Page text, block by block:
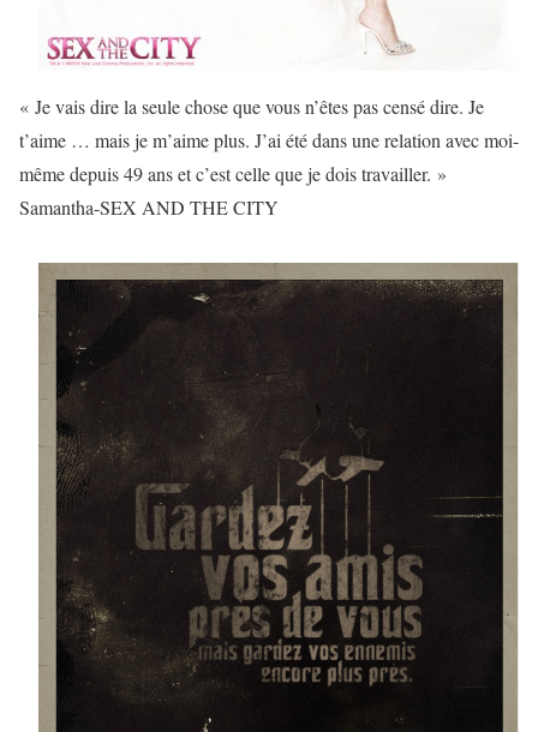
« Je vais dire la seule chose que vous n’êtes pas censé dire. Je
t’aime … mais je m’aime plus. J’ai été dans une relation avec moi-
même depuis 49 ans et c’est celle que je dois travailler. »
Samantha-SEX AND THE CITY